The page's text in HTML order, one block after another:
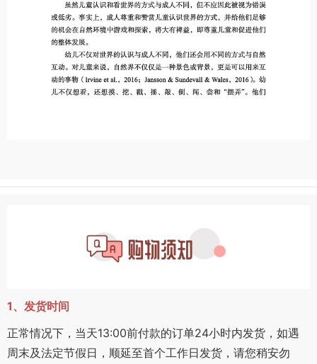
1、发货时间
正常情况下，当天13:00前付款的订单24小时内发货，如遇
周末及法定节假日，顺延至首个工作日发货，请您稍安勿